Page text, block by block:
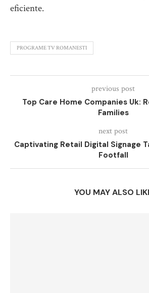
eficiente.
PROGRAME TV ROMANESTI
previous post
Top Care Home Companies Uk:
Families
next post
Captivating Retail Digital Signage
Footfall
YOU MAY ALSO